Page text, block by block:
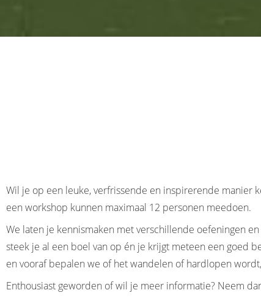
Wil je op een leuke, verfrissende en inspirerende manier
een workshop kunnen maximaal 12 personen meedoen.
We laten je kennismaken met verschillende oefeningen
steek je al een boel van op én je krijgt meteen een goed
en vooraf bepalen we of het wandelen of hardlopen
Enthousiast geworden of wil je meer informatie? Neem